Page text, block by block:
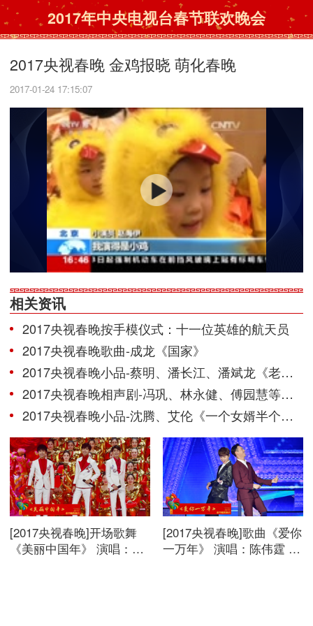
2017年中央电视台春节联欢晚会
2017央视春晚 金鸡报晓 萌化春晚
2017-01-24 17:15:07
相关资讯
2017央视春晚按手模仪式：十一位英雄的航天员
2017央视春晚歌曲-成龙《国家》
2017央视春晚小品-蔡明、潘长江、潘斌龙《老伴》
2017央视春晚相声剧-冯巩、林永健、傅园慧等《信任》
2017央视春晚小品-沈腾、艾伦《一个女婿半个儿》
[2017央视春晚]开场歌舞
《美丽中国年》 演唱：刘
[2017央视春晚]歌曲《爱你
一万年》 演唱：陈伟霆 鹿